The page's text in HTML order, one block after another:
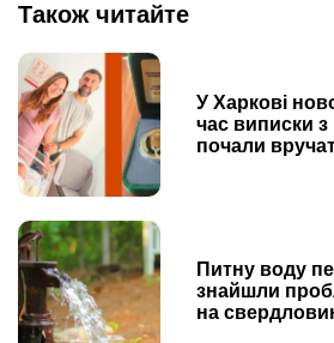
Також читайте
У Харкові
час виписки
почали
Питну воду
знайшли
на